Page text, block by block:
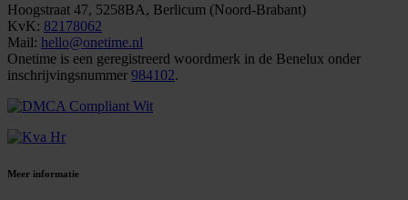
Hoogstraat 47, 5258BA, Berlicum (Noord-Brabant)
KvK: 82178062
Mail: hello@onetime.nl
Onetime is een geregistreerd woordmerk in de Benelux onder
inschrijvingsnummer 984102.
Meer informatie